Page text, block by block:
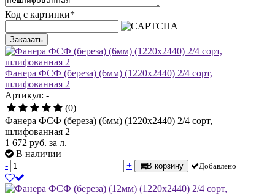
Код с картинки*
Заказать
Фанера ФСФ (береза) (6мм) (1220х2440) 2/4 сорт,
шлифованная 2
Артикул: -
(0)
Фанера ФСФ (береза) (6мм) (1220х2440) 2/4 сорт,
шлифованная 2
1 672 руб. за л.
В наличии
-
+ В корзину Добавлено